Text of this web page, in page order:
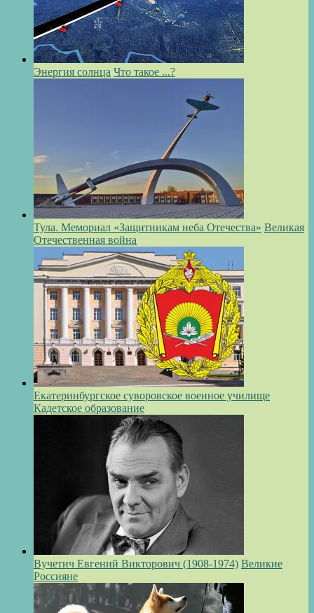
Энергия солнца Что такое ...?
Тула. Мемориал «Защитникам неба Отечества» Великая
Отечественная война
Екатеринбургское суворовское военное училище
Кадетское образование
Вучетич Евгений Викторович (1908-1974) Великие
Россияне